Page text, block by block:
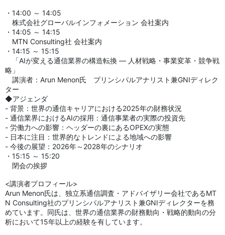
・14:00 ～ 14:05
株式会社グローバルインフォメーション 会社案内
・14:05 ～ 14:15
MTN Consulting社 会社案内
・14:15 ～ 15:15
「AIが変える通信業界の構造転換 ― 人材戦略・事業変革・競争戦
略」
講演者：Arun Menon氏 プリンシパルアナリスト兼GNIディレク
ター
◆アジェンダ
- 背景：世界の通信キャリアにおける2025年の財務状況
- 通信業界におけるAIの採用：通信事業者の実際の投資先
- 労働力への影響：ヘッダーの裏にあるOPEXの実態
- 日本に注目：世界的なトレンドによる地域への影響
- 今後の展望：2026年～2028年のシナリオ
・15:15 ～ 15:20
閉会の挨拶
<講演者プロフィール>
Arun Menon氏は、独立系通信調査・アドバイザリー会社であるMT
N Consulting社のプリンシパルアナリスト兼GNIディレクターを務
めています。同氏は、世界の通信業界の財務動向・戦略的動向の分
析において15年以上の経験を有しています。